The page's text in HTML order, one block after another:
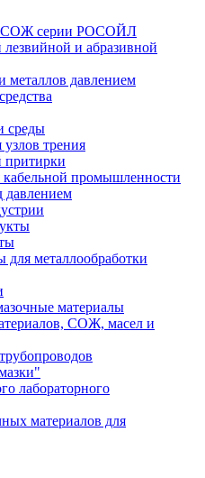
СОЖ серии РОСОЙЛ
и абразивной
давлением
среды
трения
промышленности
металлообработки
материалы
СОЖ, масел и
лабораторного
материалов для